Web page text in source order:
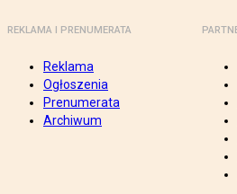
REKLAMA I PRENUMERATA
Reklama
Ogłoszenia
Prenumerata
Archiwum